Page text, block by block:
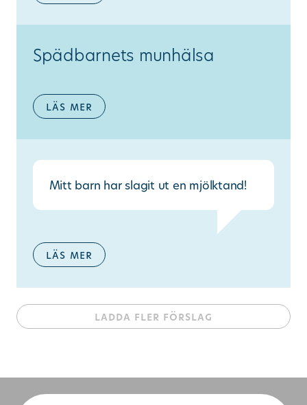
Spädbarnets munhälsa
läs mer
Mitt barn har slagit ut en mjölktand!
läs mer
ladda fler förslag